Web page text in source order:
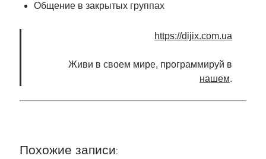
Общение в закрытых группах
https://dijix.com.ua
Живи в своем мире, программируй в
нашем.
Похожие записи: